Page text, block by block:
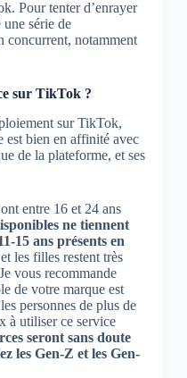
Pour tenter d’enrayer
une série de
concurrent, notamment
sur TikTok ?
sur TikTok,
est bien en affinité avec
de la plateforme, et ses
entre 16 et 24 ans
ne tiennent
15 ans présents en
les filles restent très
vous recommande
de votre marque est
personnes de plus de
à utiliser ce service
seront sans doute
les Gen-Z et les Gen-